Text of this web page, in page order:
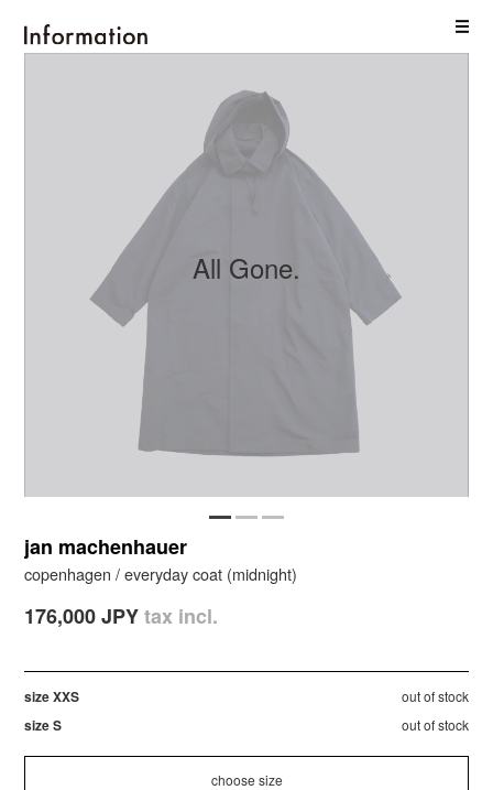
jan machenhauer
copenhagen / everyday coat (midnight)
176,000 JPYtax incl.
size XXS out of stock
size S out of stock